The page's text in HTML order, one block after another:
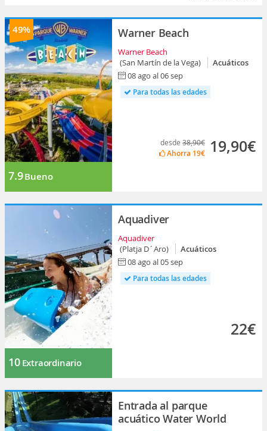
49%
7.9Bueno
Warner Beach
Warner Beach
(San Martín de la Vega)
Acuáticos
08 ago al 06 sep
Para todas las edades
desde 38,90€
Ahorra 19€ 19,90€
10 Extraordinario
Aquadiver
Aquadiver
(Platja D´Aro)
Acuáticos
08 ago al 05 sep
Para todas las edades
22€
Entrada al parque
acuático Water World